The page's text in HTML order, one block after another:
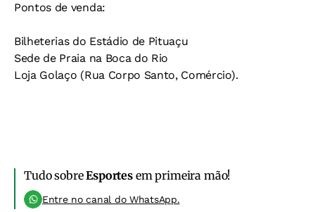
Pontos de venda:
Bilheterias do Estádio de Pituaçu
Sede de Praia na Boca do Rio
Loja Golaço (Rua Corpo Santo, Comércio).
Tudo sobreEsportesem primeira mão!
Entre no canal do WhatsApp.